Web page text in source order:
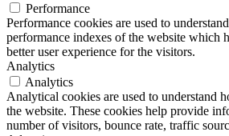
Performance
Performance cookies are used to
performance indexes of the website which
better user experience for the visitors.
Analytics
Analytics
Analytical cookies are used to understand
the website. These cookies help provide
number of visitors, bounce rate, traffic